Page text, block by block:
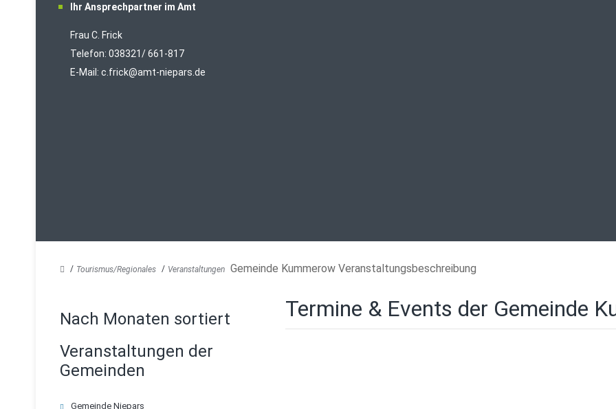
Ihr Ansprechpartner im Amt
Frau C. Frick
Telefon: 038321/ 661-817
E-Mail: c.frick@amt-niepars.de
Tourismus/Regionales Veranstaltungen Gemeinde Kummerow Veranstaltungsbeschreibung
Termine & Events der Gemeinde
Nach Monaten sortiert
Veranstaltungen der
Gemeinden
Navigation
Gemeinde Niepars